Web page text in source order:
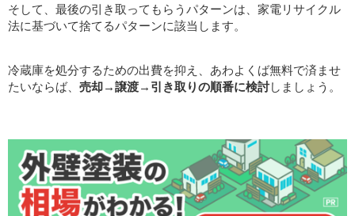
そして、最後の引き取ってもらうパターンは、家電リサイクル
法に基づいて捨てるパターンに該当します。
冷蔵庫を処分するための出費を抑え、あわよくば無料で済ませ
たいならば、 売却→譲渡→引き取りの順番に検討しましょう。